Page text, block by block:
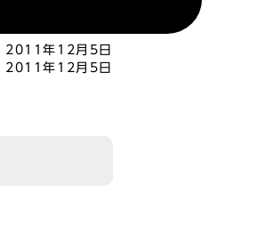
2011年12月5日
2011年12月5日